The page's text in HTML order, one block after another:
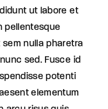
ut labore et
pellentesque
nulla pharetra
sed. Fusce id
potenti
elementum